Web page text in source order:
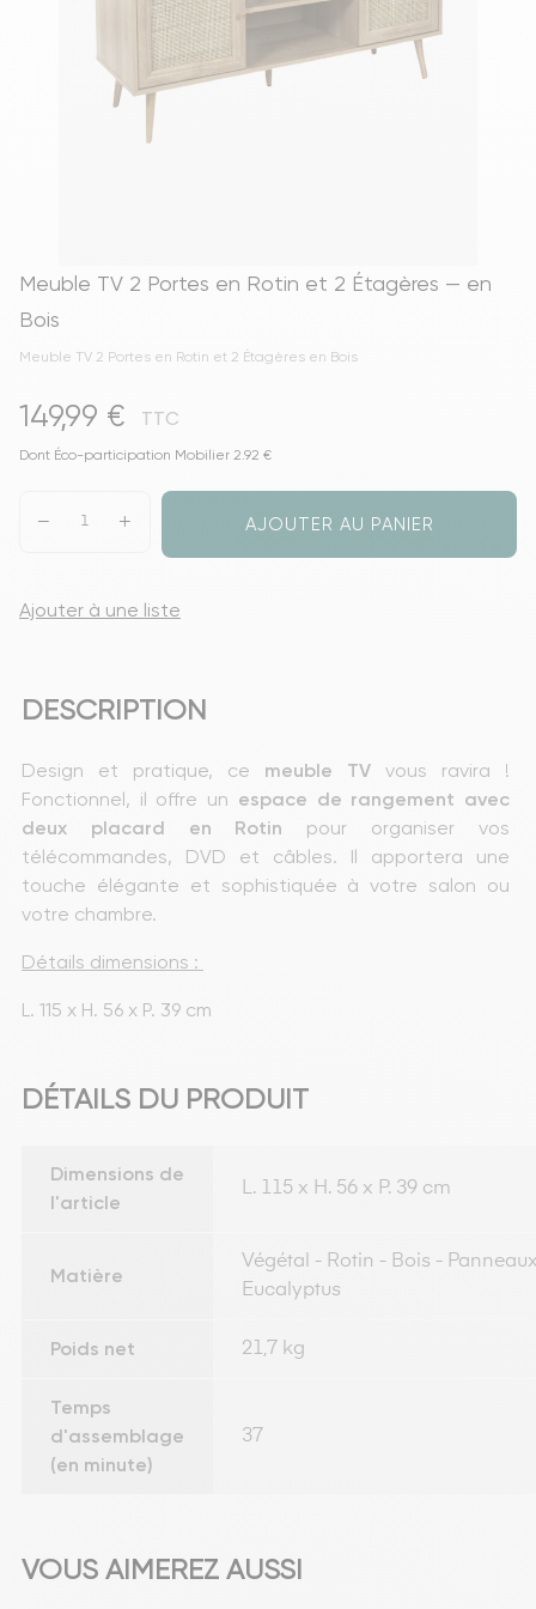
Meuble TV 2 Portes en Rotin et 2 Étagères — en
Bois
Meuble TV 2 Portes en Rotin et 2 Étagères en Bois
149,99 € TTC
Dont Éco-participation Mobilier 2.92 €
AJOUTER AU PANIER
Ajouter à une liste
DESCRIPTION
Design et pratique, ce meuble TV vous ravira !
Fonctionnel, il offre un espace de rangement avec
deux placard en Rotin pour organiser vos
télécommandes, DVD et câbles. Il apportera une
touche élégante et sophistiquée à votre salon ou
votre chambre.
Détails dimensions :
L. 115 x H. 56 x P. 39 cm
DÉTAILS DU PRODUIT
Dimensions de
l'article
L. 115 x H. 56 x P. 39 cm
Matière
Végétal - Rotin - Bois -
Eucalyptus
Poids net 21,7 kg
Temps
d'assemblage
(en minute)
37
VOUS AIMEREZ AUSSI